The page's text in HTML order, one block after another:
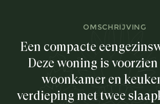
OMSCHRIJVING
Een compacte
Deze woning is voorzien
woonkamer en
verdieping met twee